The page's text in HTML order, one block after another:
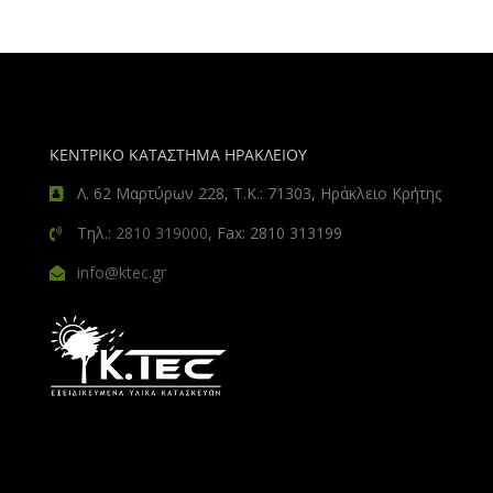
ΚΕΝΤΡΙΚΟ ΚΑΤΑΣΤΗΜΑ ΗΡΑΚΛΕΙΟΥ
Λ. 62 Μαρτύρων 228, Τ.Κ.: 71303, Ηράκλειο Κρήτης
Τηλ.: 2810 319000, Fax: 2810 313199
info@ktec.gr